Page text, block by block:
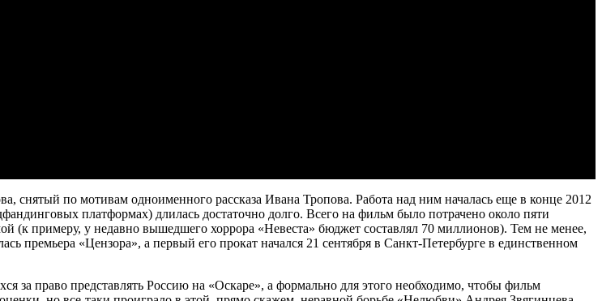
по мотивам одноименного рассказа Ивана Тропова. Работа над ним началась еще в конце 2012
платформах) длилась достаточно долго. Всего на фильм было потрачено около пяти
(к примеру, у недавно вышедшего хоррора «Невеста» бюджет составлял 70 миллионов). Тем не менее,
премьера «Цензора», а первый его прокат начался 21 сентября в Санкт-Петербурге в единственном
право представлять Россию на «Оскаре», а формально для этого необходимо, чтобы фильм